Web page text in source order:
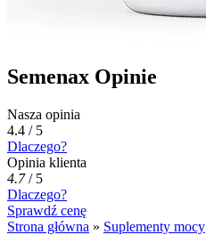
Semenax Opinie
Nasza opinia
4.4 / 5
Dlaczego?
Opinia klienta
4.7/ 5
Dlaczego?
Sprawdź cenę
Strona główna » Suplementy mocy